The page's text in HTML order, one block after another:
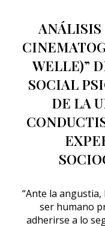
WELLE)”
SOCIAL
DE LA
“Ante la angustia,
ser humano
adherirse a lo